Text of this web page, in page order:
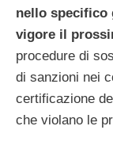
nello specifico
vigore il
procedure di
di sanzioni nei
certificazione
che violano le